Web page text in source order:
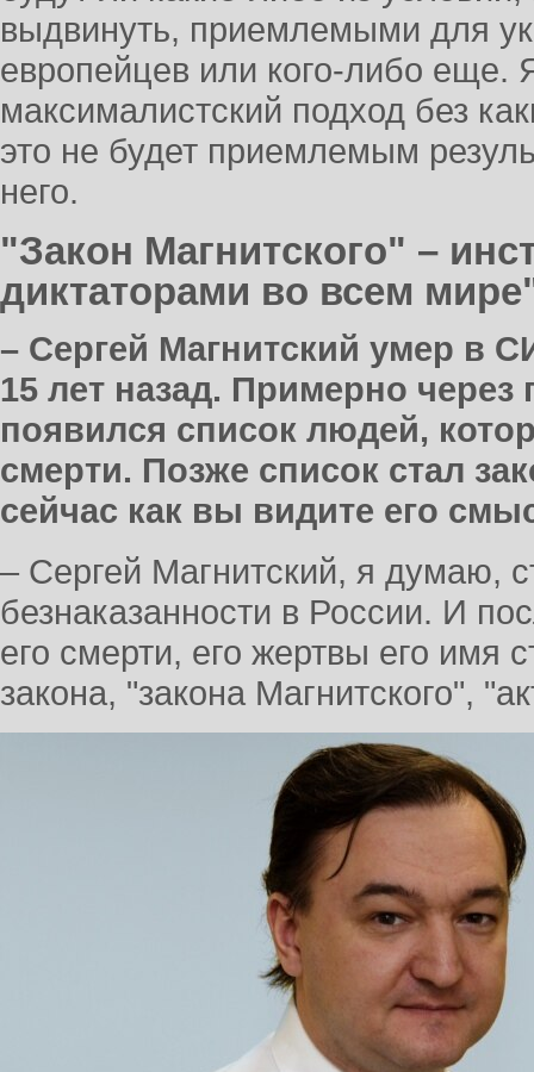
выдвинуть, приемлемыми для
европейцев или кого-либо еще.
максималистский подход без
это не будет приемлемым
него.
"Закон Магнитского" –
диктаторами во всем
– Сергей Магнитский умер в
15 лет назад. Примерно
появился список людей,
смерти. Позже список стал
сейчас как вы видите его
– Сергей Магнитский, я думаю,
безнаказанности в России. И
его смерти, его жертвы его имя
закона, "закона Магнитского",